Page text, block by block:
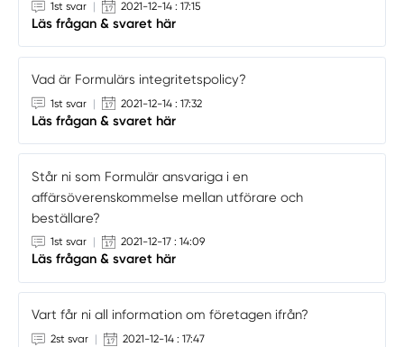
1st svar 2021-12-14 : 17:15
Läs frågan & svaret här
Vad är Formulärs integritetspolicy?
1st svar | 2021-12-14 : 17:32
Läs frågan & svaret här
Står ni som Formulär ansvariga i en
affärsöverenskommelse mellan utförare och
beställare?
1st svar 2021-12-17 : 14:09
Läs frågan & svaret här
Vart får ni all information om företagen ifrån?
2st svar 2021-12-14 : 17:47